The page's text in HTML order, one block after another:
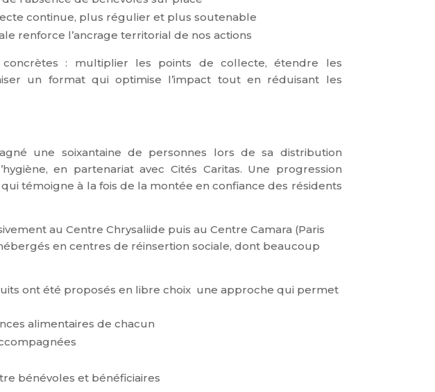
continue, plus régulier et plus soutenable
renforce l’ancrage territorial de nos actions
: multiplier les points de collecte, étendre les
un format qui optimise l’impact tout en réduisant les
une soixantaine de personnes lors de sa distribution
en partenariat avec Cités Caritas. Une progression
témoigne à la fois de la montée en confiance des résidents
au Centre Chrysaliide puis au Centre Camara (Paris
en centres de réinsertion sociale, dont beaucoup
ont été proposés en libre choix une approche qui permet
alimentaires de chacun
bénévoles et bénéficiaires